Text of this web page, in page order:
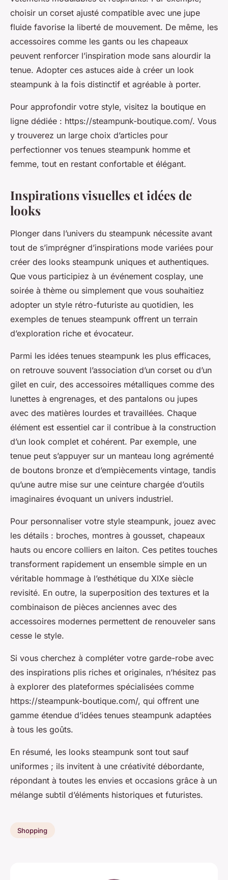
choisir un corset ajusté compatible avec une jupe
fluide favorise la liberté de mouvement. De même, les
accessoires comme les gants ou les chapeaux
peuvent renforcer l’inspiration mode sans alourdir la
tenue. Adopter ces astuces aide à créer un look
steampunk à la fois distinctif et agréable à porter.
Pour approfondir votre style, visitez la boutique en
ligne dédiée : https://steampunk-boutique.com/. Vous
y trouverez un large choix d’articles pour
perfectionner vos tenues steampunk homme et
femme, tout en restant confortable et élégant.
Inspirations visuelles et idées de
looks
Plonger dans l’univers du steampunk nécessite avant
tout de s’imprégner d’inspirations mode variées pour
créer des looks steampunk uniques et authentiques.
Que vous participiez à un événement cosplay, une
soirée à thème ou simplement que vous souhaitiez
adopter un style rétro-futuriste au quotidien, les
exemples de tenues steampunk offrent un terrain
d’exploration riche et évocateur.
Parmi les idées tenues steampunk les plus efficaces,
on retrouve souvent l’association d’un corset ou d’un
gilet en cuir, des accessoires métalliques comme des
lunettes à engrenages, et des pantalons ou jupes
avec des matières lourdes et travaillées. Chaque
élément est essentiel car il contribue à la construction
d’un look complet et cohérent. Par exemple, une
tenue peut s’appuyer sur un manteau long agrémenté
de boutons bronze et d’empiècements vintage, tandis
qu’une autre mise sur une ceinture chargée d’outils
imaginaires évoquant un univers industriel.
Pour personnaliser votre style steampunk, jouez avec
les détails : broches, montres à gousset, chapeaux
hauts ou encore colliers en laiton. Ces petites touches
transforment rapidement un ensemble simple en un
véritable hommage à l’esthétique du XIXe siècle
revisité. En outre, la superposition des textures et la
combinaison de pièces anciennes avec des
accessoires modernes permettent de renouveler sans
cesse le style.
Si vous cherchez à compléter votre garde-robe avec
des inspirations plis riches et originales, n’hésitez pas
à explorer des plateformes spécialisées comme
https://steampunk-boutique.com/, qui offrent une
gamme étendue d’idées tenues steampunk adaptées
à tous les goûts.
En résumé, les looks steampunk sont tout sauf
uniformes ; ils invitent à une créativité débordante,
répondant à toutes les envies et occasions grâce à un
mélange subtil d’éléments historiques et futuristes.
Shopping